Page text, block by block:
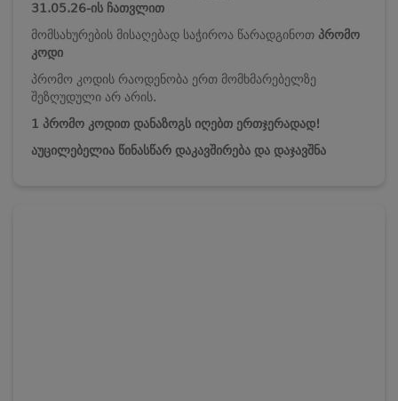
31.05.26-ის ჩათვლით
მომსახურების მისაღებად საჭიროა წარადგინოთ პრომო
კოდი
პრომო კოდის რაოდენობა ერთ მომხმარებელზე
შეზღუდული არ არის.
1 პრომო კოდით დანაზოგს იღებთ ერთჯერადად!
აუცილებელია წინასწარ დაკავშირება და დაჯავშნა